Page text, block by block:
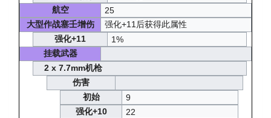
航空
25
大型作战塞壬增伤
强化+11后获得此属性
强化+11
1%
挂载武器
2 x 7.7mm机枪
伤害
初始
9
强化+10
22